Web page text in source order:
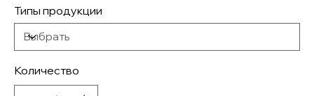
Типы продукции
Количество